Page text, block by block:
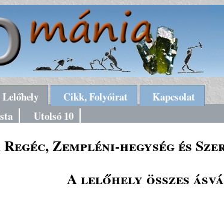
Lelőhely Cikk, Folyóirat
Kapcsolat
Utolsó 10
Zempléni-hegység és
A lelőhely összes